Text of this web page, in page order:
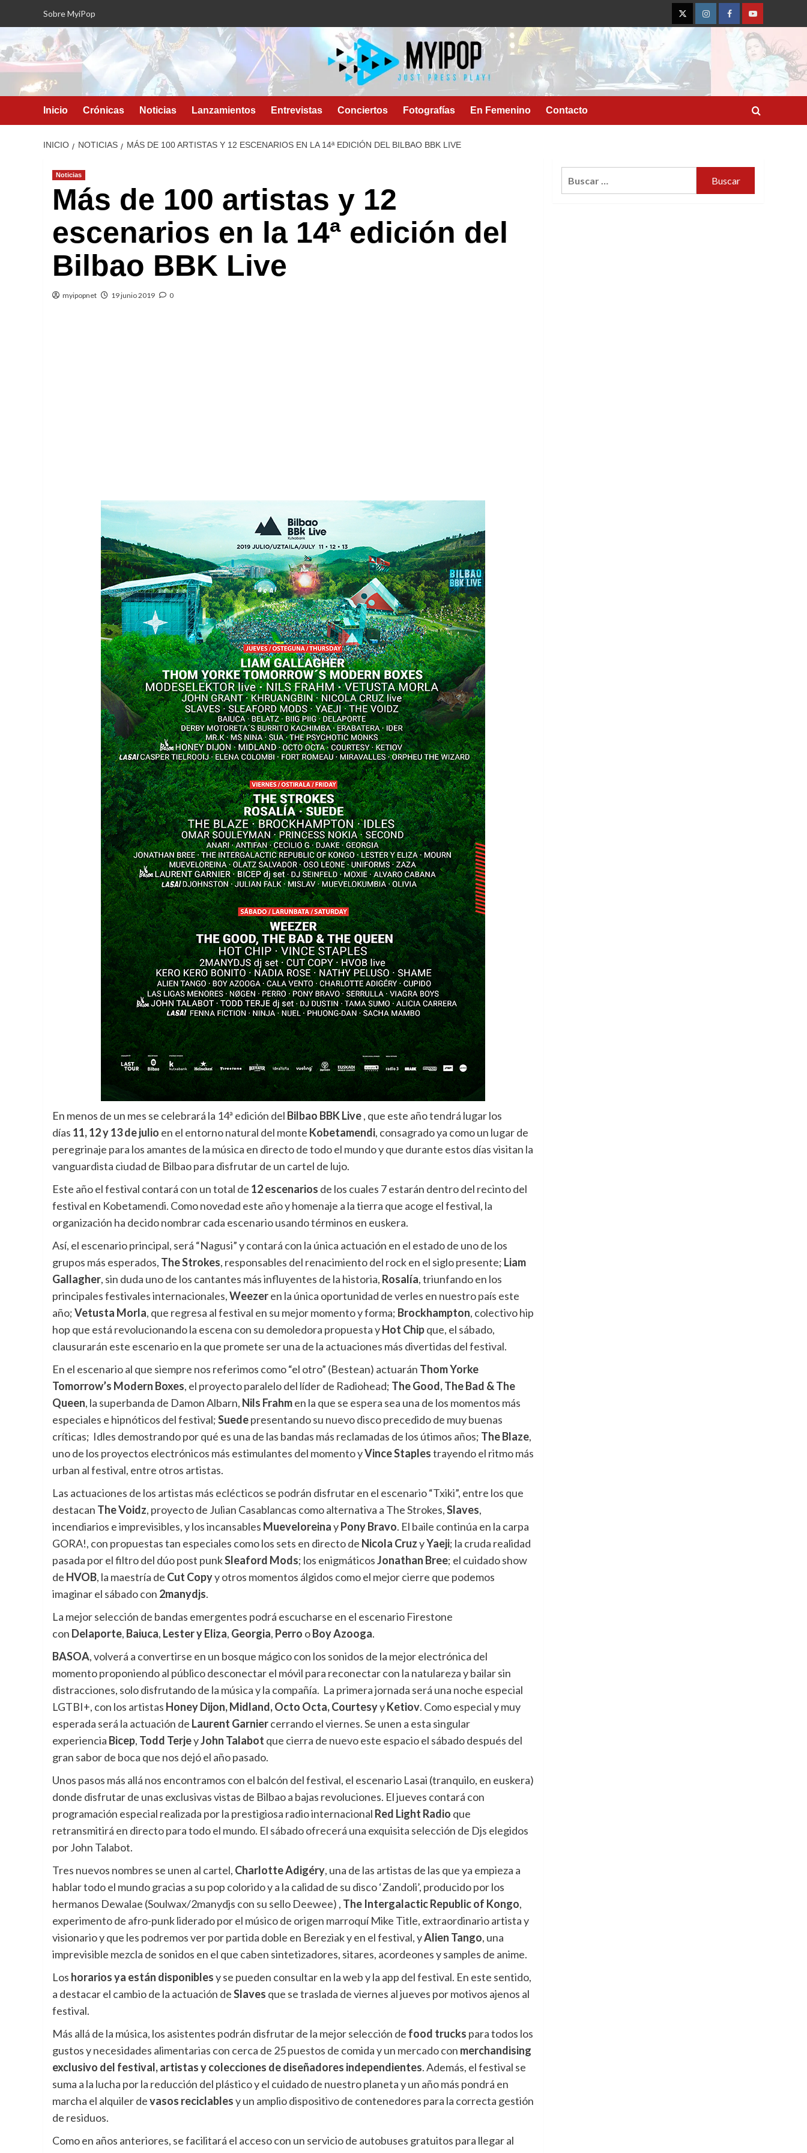
Sobre MyiPop
TwitterInstagramFacebookYouTube
Inicio Crónicas Noticias Lanzamientos Entrevistas Conciertos Fotografías En Femenino Contacto
INICIO NOTICIAS MÁS DE 100 ARTISTAS Y 12 ESCENARIOS EN LA 14ª EDICIÓN DEL BILBAO BBK LIVE
Noticias
Más de 100 artistas y 12
escenarios en la 14ª edición del
Bilbao BBK Live
myipopnet 19 junio 2019 0
En menos de un mes se celebrará la 14ª edición del Bilbao BBKLive, que este año tendrá lugar los
días 11, 12 y 13 de julio en el entorno natural del monte Kobetamendi, consagrado ya como un lugar de
peregrinaje para los amantes de la música en directo de todo el mundo y que durante estos días visitan la
vanguardista ciudad de Bilbao para disfrutar de un cartel de lujo.
Este año el festival contará con un total de 12 escenarios de los cuales 7 estarán dentro del recinto del
festival en Kobetamendi. Como novedad este año y homenaje a la tierra que acoge el festival, la
organización ha decido nombrar cada escenario usando términos en euskera.
Así, el escenario principal, será “Nagusi” y contará con la única actuación en el estado de uno de los
grupos más esperados, The Strokes, responsables del renacimiento del rock en el siglo presente; Liam
Gallagher, sin duda uno de los cantantes más influyentes de la historia, Rosalía, triunfando en los
principales festivales internacionales,Weezeren la única oportunidad de verles en nuestro país este
año;Vetusta Morla, que regresa al festival en su mejor momento y forma; Brockhampton, colectivo hip
hop que está revolucionando la escena con su demoledora propuesta yHot Chipque, el sábado,
clausurarán este escenario en la que promete ser una de la actuaciones más divertidas del festival.
En el escenario al que siempre nos referimos como “el otro” (Bestean) actuarán Thom Yorke
Tomorrow’s Modern Boxes, el proyecto paralelo del líder de Radiohead; The Good, The Bad & The
Queen, la superbanda de Damon Albarn, Nils Frahmen la que se espera sea una de los momentos más
especiales e hipnóticos del festival;Suedepresentando su nuevo disco precedido de muy buenas
críticas; Idles demostrando por qué es una de las bandas más reclamadas de los útimos años; The Blaze,
uno de los proyectos electrónicos más estimulantes del momento yVince Staplestrayendo el ritmo más
urban al festival, entre otros artistas.
Las actuaciones de los artistas más eclécticos se podrán disfrutar en el escenario “Txiki”, entre los que
destacan The Voidz, proyecto de Julian Casablancas como alternativa a The Strokes,Slaves,
incendiarios e imprevisibles, y los incansables MueveloreinayPony Bravo. El baile continúa en la carpa
GORA!, con propuestas tan especiales como los sets en directo de Nicola CruzyYaeji; la cruda realidad
pasada por el filtro del dúo post punkSleaford Mods; los enigmáticosJonathan Bree; el cuidado show
de HVOB, la maestría de Cut Copyy otros momentos álgidos como el mejor cierre que podemos
imaginar el sábado con 2manydjs.
La mejor selección de bandas emergentes podrá escucharse en el escenario Firestone
con Delaporte, Baiuca, Lester y Eliza, Georgia, Perro oBoy Azooga.
BASOA, volverá a convertirse en un bosque mágico con los sonidos de la mejor electrónica del
momento proponiendo al público desconectar el móvil para reconectar con la natulareza y bailar sin
distracciones, solo disfrutando de la música y la compañía. La primera jornada será una noche especial
LGTBI+, con los artistas Honey Dijon, Midland, Octo Octa, CourtesyyKetiov. Como especial y muy
esperada será la actuación de Laurent Garniercerrando el viernes. Se unen a esta singular
experiencia Bicep, Todd TerjeyJohn Talabot que cierra de nuevo este espacio el sábado después del
gran sabor de boca que nos dejó el año pasado.
Unos pasos más allá nos encontramos con el balcón del festival, el escenario Lasai (tranquilo, en euskera)
donde disfrutar de unas exclusivas vistas de Bilbao a bajas revoluciones. El jueves contará con
programación especial realizada por la prestigiosa radio internacional Red Light Radio que
retransmitirá en directo para todo el mundo. El sábado ofrecerá una exquisita selección de Djs elegidos
por John Talabot.
Tres nuevos nombres se unen al cartel, Charlotte Adigéry, una de las artistas de las que ya empieza a
hablar todo el mundo gracias a su pop colorido y a la calidad de su disco ‘Zandoli’, producido por los
hermanos Dewalae (Soulwax/2manydjs con su sello Deewee) , The Intergalactic Republic of Kongo,
experimento de afro-punk liderado por el músico de origen marroquí Mike Title, extraordinario artista y
visionario y que les podremos ver por partida doble en Bereziak y en el festival, yAlien Tango, una
imprevisible mezcla de sonidos en el que caben sintetizadores, sitares, acordeones y samples de anime.
Los horarios ya están disponiblesy se pueden consultar en la web y la app del festival. En este sentido,
a destacar el cambio de la actuación deSlaves que se traslada de viernes al jueves por motivos ajenos al
festival.
Más allá de la música, los asistentes podrán disfrutar de la mejor selección de food trucks para todos los
gustos y necesidades alimentarias con cerca de 25 puestos de comida y un mercado con merchandising
exclusivo del festival, artistas y colecciones de diseñadores independientes. Además, el festival se
suma a la lucha por la reducción del plástico y el cuidado de nuestro planeta y un año más pondrá en
marcha el alquiler devasos reciclablesy un amplio dispositivo de contenedores para la correcta gestión
de residuos.
Como en años anteriores, se facilitará el acceso con un servicio de autobuses gratuitos para llegar al